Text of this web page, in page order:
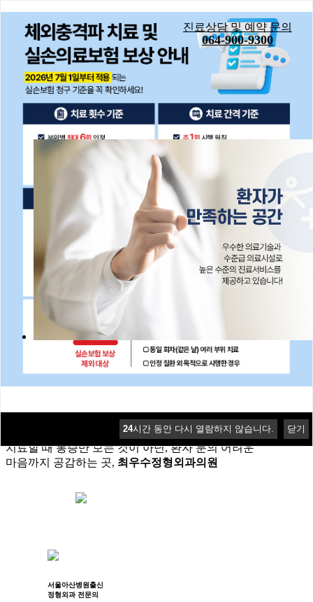
팝업레이어 알림
24시간 동안 다시 열람하지 않습니다. 닫기
24시간 동안 다시 열람하지 않습니다. 닫기
24시간 동안 다시 열람하지 않습니다. 닫기
24시간 동안 다시 열람하지 않습니다. 닫기
진료상담 및 예약 문의
064-900-9300
치료할 때 통증만 보는 것이 아닌, 환자 분의 어려운
마음까지 공감하는 곳, 최우수정형외과의원
서울아산병원출신
정형외과 전문의